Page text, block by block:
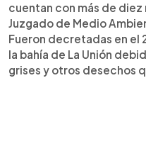
cuentan con más de
Juzgado de Medio
Fueron decretadas en el
la bahía de La Unión
grises y otros desechos